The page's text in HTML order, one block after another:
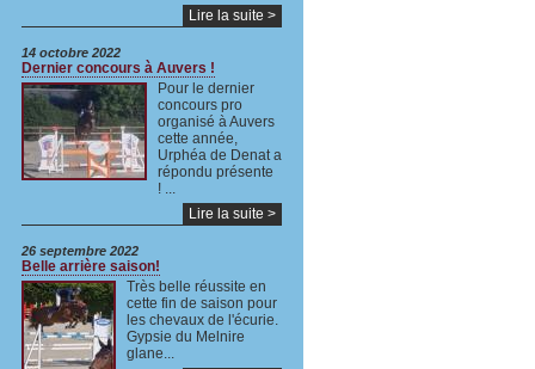
Lire la suite >
14 octobre 2022
Dernier concours à Auvers !
Pour le dernier
concours pro
organisé à Auvers
cette année,
Urphéa de Denat a
répondu présente
! ...
Lire la suite >
26 septembre 2022
Belle arrière saison!
Très belle réussite en
cette fin de saison pour
les chevaux de l'écurie.
Gypsie du Melnire
glane...